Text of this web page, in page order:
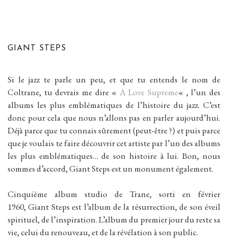
GIANT STEPS
Si le jazz te parle un peu, et que tu entends le nom de
Coltrane, tu devrais me dire « A Love Supreme« , l’un des
albums les plus emblématiques de l’histoire du jazz. C’est
donc pour cela que nous n’allons pas en parler aujourd’hui.
Déjà parce que tu connais sûrement (peut-être ?) et puis parce
que je voulais te faire découvrir cet artiste par l’un des albums
les plus emblématiques… de son histoire à lui. Bon, nous
sommes d’accord, Giant Steps est un monument également.
Cinquième album studio de Trane, sorti en février
1960, Giant Steps est l’album de la résurrection, de son éveil
spirituel, de l’inspiration. L’album du premier jour du reste sa
vie, celui du renouveau, et de la révélation à son public.